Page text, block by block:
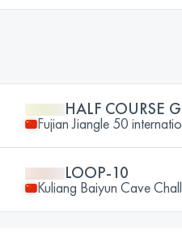
HALF COURSE
Fujian Jiangle 50
LOOP-10
Kuliang Baiyun Cave